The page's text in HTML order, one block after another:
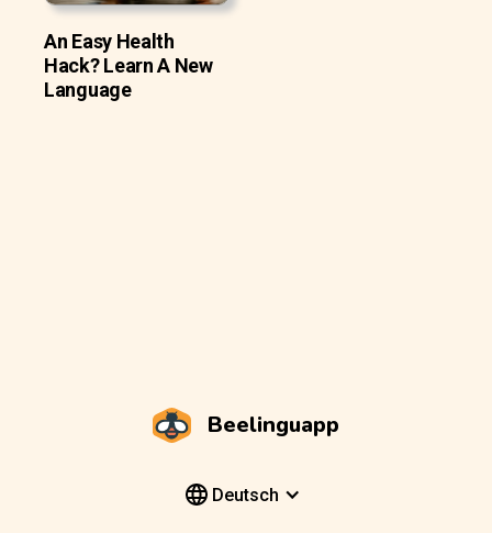
An Easy Health
Hack? Learn A New
Language
Beelinguapp
Deutsch